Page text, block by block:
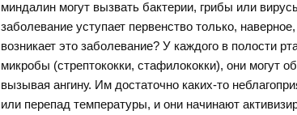
миндалин могут вызвать бактерии, грибы или
заболевание уступает первенство только,
возникает это заболевание? У каждого в полости
микробы (стрептококки, стафилококки), они могут
вызывая ангину. Им достаточно каких-то
или перепад температуры, и они начинают